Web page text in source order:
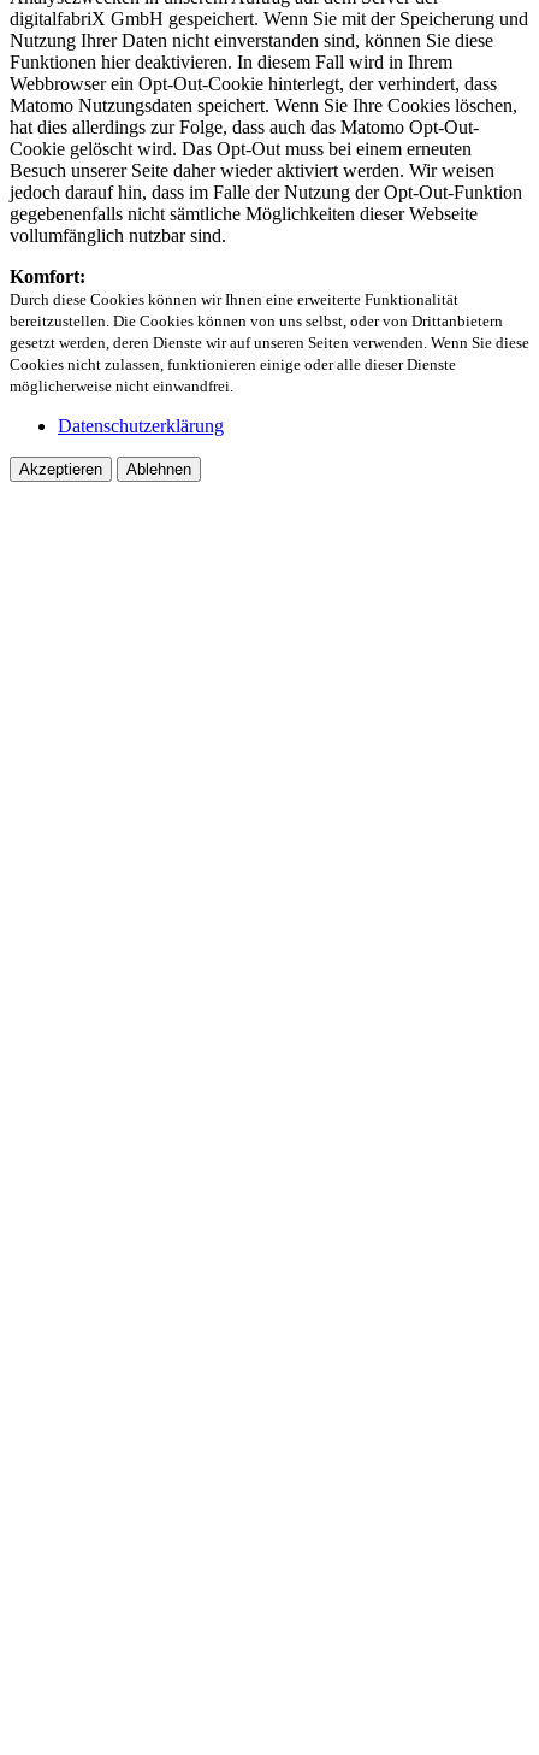
digitalfabriX GmbH gespeichert. Wenn Sie mit der Speicherung und
Nutzung Ihrer Daten nicht einverstanden sind, können Sie diese
Funktionen hier deaktivieren. In diesem Fall wird in Ihrem
Webbrowser ein Opt-Out-Cookie hinterlegt, der verhindert, dass
Matomo Nutzungsdaten speichert. Wenn Sie Ihre Cookies löschen,
hat dies allerdings zur Folge, dass auch das Matomo Opt-Out-
Cookie gelöscht wird. Das Opt-Out muss bei einem erneuten
Besuch unserer Seite daher wieder aktiviert werden. Wir weisen
jedoch darauf hin, dass im Falle der Nutzung der Opt-Out-Funktion
gegebenenfalls nicht sämtliche Möglichkeiten dieser Webseite
vollumfänglich nutzbar sind.
Komfort:
Durch diese Cookies können wir Ihnen eine erweiterte Funktionalität
bereitzustellen. Die Cookies können von uns selbst, oder von Drittanbietern
gesetzt werden, deren Dienste wir auf unseren Seiten verwenden. Wenn Sie diese
Cookies nicht zulassen, funktionieren einige oder alle dieser Dienste
möglicherweise nicht einwandfrei.
Datenschutzerklärung
Akzeptieren Ablehnen